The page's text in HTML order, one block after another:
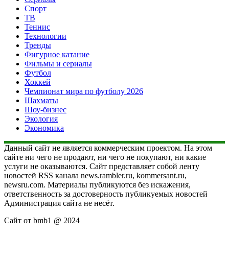
Спорт
ТВ
Теннис
Технологии
Тренды
Фигурное катание
Фильмы и сериалы
Футбол
Хоккей
Чемпионат мира по футболу 2026
Шахматы
Шоу-бизнес
Экология
Экономика
Данный сайт не является коммерческим проектом. На этом
сайте ни чего не продают, ни чего не покупают, ни какие
услуги не оказываются. Сайт представляет собой ленту
новостей RSS канала news.rambler.ru, kommersant.ru,
newsru.com. Материалы публикуются без искажения,
ответственность за достоверность публикуемых новостей
Администрация сайта не несёт.
Сайт от bmb1 @ 2024